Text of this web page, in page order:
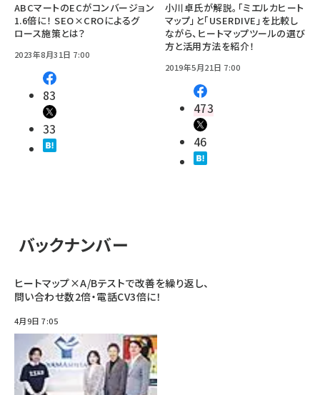
ABCマートのECがコンバージョン
1.6倍に！ SEO×CROによるグ
ロース施策とは？
2023年8月31日 7:00
83
33
小川卓氏が解説。「ミエルカヒート
マップ」と「USERDIVE」を比較し
ながら、ヒートマップツールの選び
方と活用方法を紹介！
2019年5月21日 7:00
473
46
バックナンバー
ヒートマップ×A/Bテストで改善を繰り返し、
問い合わせ数2倍・電話CV3倍に！
4月9日 7:05